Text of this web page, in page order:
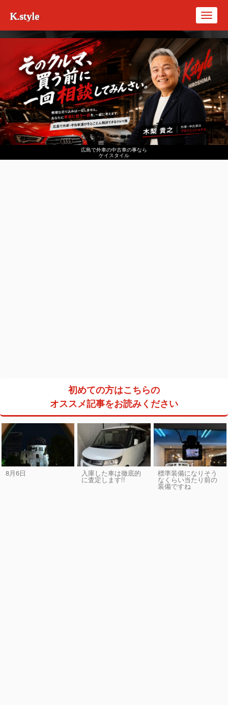
広島で外車の中古車の事なら
ケイスタイル
K.style
初めての方はこちらの
オススメ記事をお読みください
8月6日 入庫した車は徹底的
に査定します!!
標準装備になりそう
なくらい当たり前の
装備ですね